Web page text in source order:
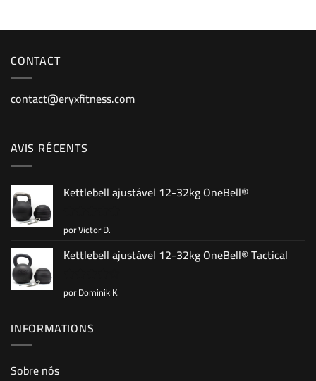
CONTACT
contact@eryxfitness.com
AVIS RÉCENTS
Kettlebell ajustável 12-32kg OneBell®
Avaliação
de 5
por Victor D.
Kettlebell ajustável 12-32kg OneBell® Tactical
Avaliação
4
por Dominik K.
INFORMATIONS
Sobre nós